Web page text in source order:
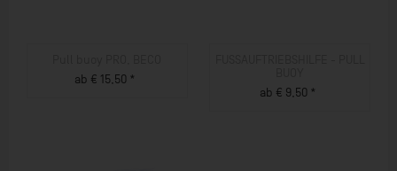
ab € 15,50 *
ab € 9,50 *